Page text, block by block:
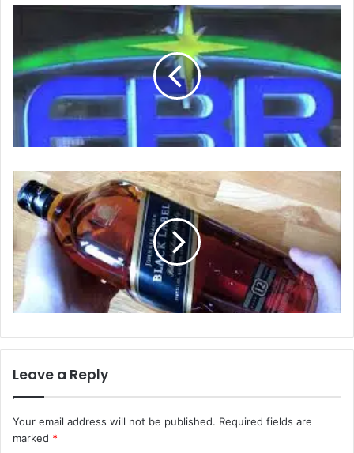
Leave a Reply
Your email address will not be published. Required fields are
marked *